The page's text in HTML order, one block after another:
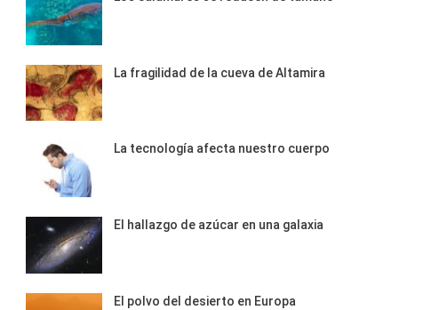
La fragilidad de la cueva de Altamira
La tecnología afecta nuestro cuerpo
El hallazgo de azúcar en una galaxia
El polvo del desierto en Europa